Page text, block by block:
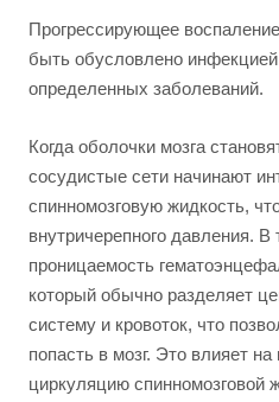
Прогрессирующее
быть обусловлено
определенных заболеваний.
Когда оболочки мозга
сосудистые сети начинают
спинномозговую жидкость,
внутричерепного давления.
проницаемость
который обычно разделяет
систему и кровоток, что
попасть в мозг. Это влияет
циркуляцию спинномозговой